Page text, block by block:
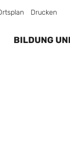
Drucken
BILDUNG